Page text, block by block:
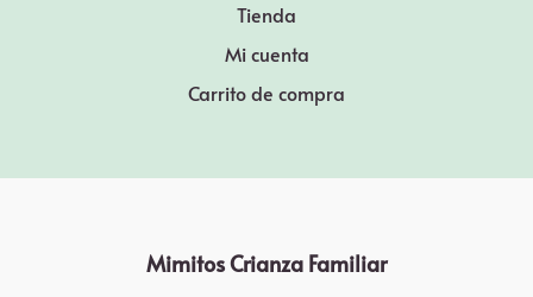
Tienda
Mi cuenta
Carrito de compra
Mimitos Crianza Familiar